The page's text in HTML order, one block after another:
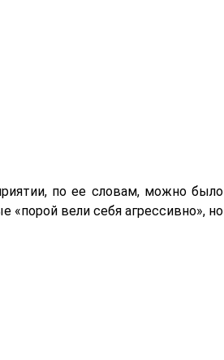
по ее словам, можно было
вели себя агрессивно», но